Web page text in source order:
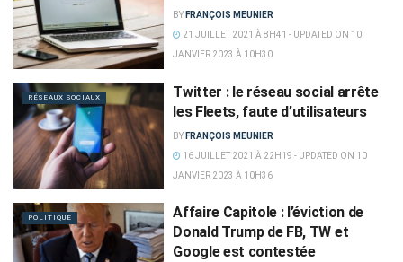
BY FRANÇOIS MEUNIER
21 JUILLET 2021 À 8H41 - UPDATED ON 10
JANVIER 2023 À 10H30
RÉSEAUX SOCIAUX
Twitter : le réseau social arrête
les Fleets, faute d’utilisateurs
BY FRANÇOIS MEUNIER
16 JUILLET 2021 À 22H19 - UPDATED ON 10
JANVIER 2023 À 10H36
POLITIQUE
Affaire Capitole : l’éviction de
Donald Trump de FB, TW et
Google est contestée